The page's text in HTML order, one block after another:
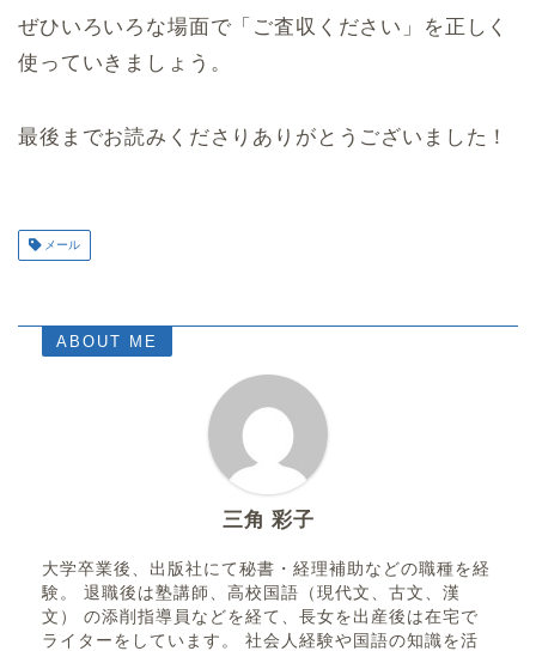
ぜひいろいろな場面で「ご査収ください」を正しく
使っていきましょう。
最後までお読みくださりありがとうございました！
メール
ABOUT ME
三角 彩子
大学卒業後、出版社にて秘書・経理補助などの職種を経
験。 退職後は塾講師、高校国語（現代文、古文、漢
文） の添削指導員などを経て、長女を出産後は在宅で
ライターをしています。 社会人経験や国語の知識を活